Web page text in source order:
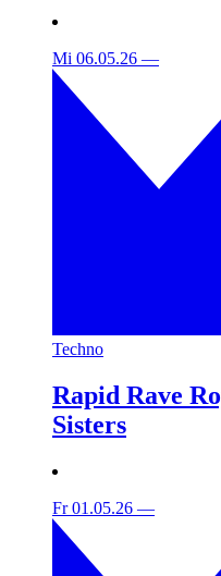
Mi 06.05.26 —
Techno
Rapid Rave
Sisters
Fr 01.05.26 —